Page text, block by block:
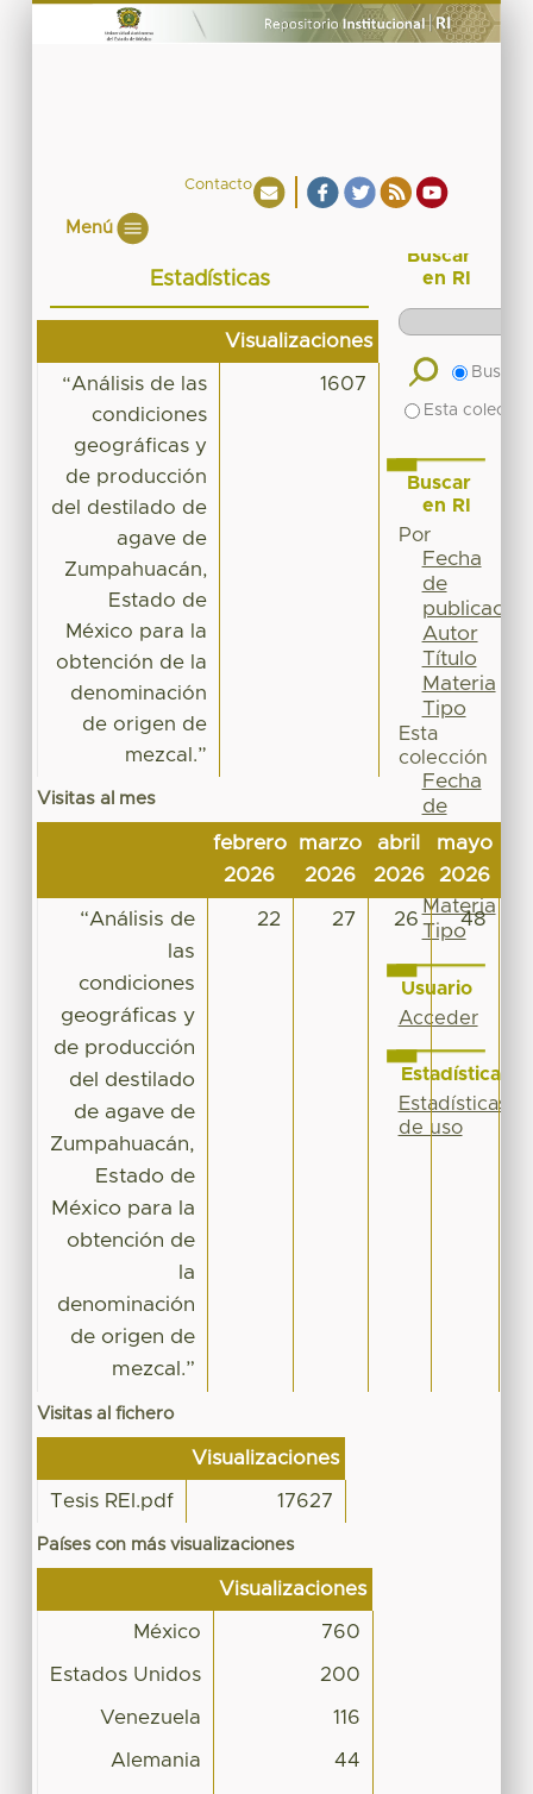
Contacto
Menú
Estadísticas
Visualizaciones
“Análisis de las
condiciones
geográficas y
de producción
del destilado de
agave de
Zumpahuacán,
Estado de
México para la
obtención de la
denominación
de origen de
mezcal.”
1607
Visitas al mes
febrero
2026
marzo
2026
abril
2026
mayo
2026
“Análisis de
las
condiciones
geográficas y
de producción
del destilado
de agave de
Zumpahuacán,
Estado de
México para la
obtención de
la
denominación
de origen de
mezcal.”
22 27 26 48
Visitas al fichero
Visualizaciones
Tesis REI.pdf 17627
Países con más visualizaciones
Visualizaciones
México 760
Estados Unidos 200
Venezuela 116
Alemania 44
Buscar
en RI
Buscar
Esta
Buscar
en RI
Por
Fecha
de
publicación
Autor
Título
Materia
Tipo
Esta
colección
Fecha
de
Autor
Título
Materia
Tipo
Usuario
Acceder
Estadísticas
Estadísticas
de uso